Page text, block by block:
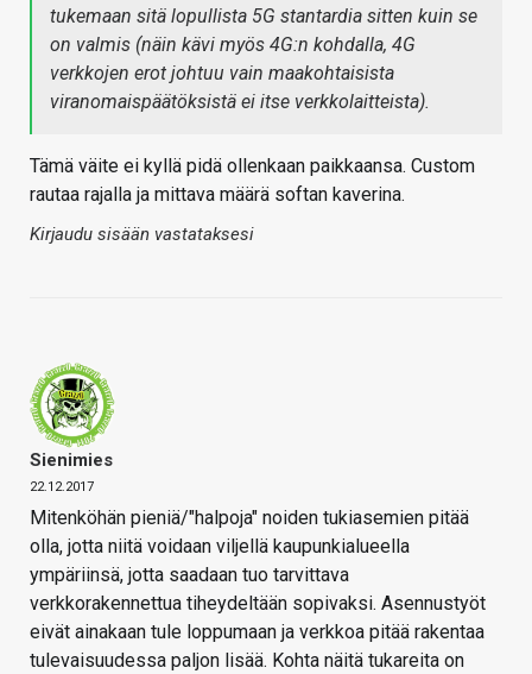
tukemaan sitä lopullista 5G stantardia sitten kuin se
on valmis (näin kävi myös 4G:n kohdalla, 4G
verkkojen erot johtuu vain maakohtaisista
viranomaispäätöksistä ei itse verkkolaitteista).
Tämä väite ei kyllä pidä ollenkaan paikkaansa. Custom
rautaa rajalla ja mittava määrä softan kaverina.
Kirjaudu sisään vastataksesi
Sienimies
22.12.2017
Mitenköhän pieniä/"halpoja" noiden tukiasemien pitää
olla, jotta niitä voidaan viljellä kaupunkialueella
ympäriinsä, jotta saadaan tuo tarvittava
verkkorakennettua tiheydeltään sopivaksi. Asennustyöt
eivät ainakaan tule loppumaan ja verkkoa pitää rakentaa
tulevaisuudessa paljon lisää. Kohta näitä tukareita on